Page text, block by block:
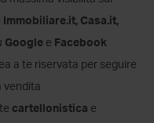
Immobiliare.it, Casa.it,
Google e Facebook
a te riservata per seguire
vendita
cartellonistica e